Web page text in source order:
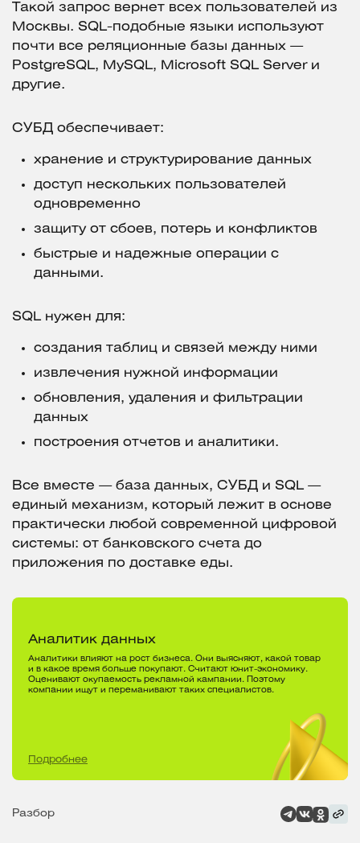
Такой запрос вернет всех пользователей из
Москвы. SQL-подобные языки используют
почти все реляционные базы данных —
PostgreSQL, MySQL, Microsoft SQL Server и
другие.
СУБД обеспечивает:
хранение и структурирование данных
доступ нескольких пользователей
одновременно
защиту от сбоев, потерь и конфликтов
быстрые и надежные операции с
данными.
SQL нужен для:
создания таблиц и связей между ними
извлечения нужной информации
обновления, удаления и фильтрации
данных
построения отчетов и аналитики.
Все вместе — база данных, СУБД и SQL —
единый механизм, который лежит в основе
практически любой современной цифровой
системы: от банковского счета до
приложения по доставке еды.
Аналитик данных
Аналитики влияют на рост бизнеса. Они выясняют, какой товар
и в какое время больше покупают. Считают юнит-экономику.
Оценивают окупаемость рекламной кампании. Поэтому
компании ищут и переманивают таких специалистов.
Подробнее
Разбор